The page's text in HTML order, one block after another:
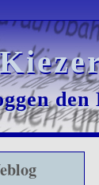
den
den